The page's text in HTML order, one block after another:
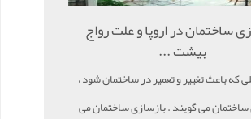
ساختمان در اروپا و علت رواج
بیشت ...
که باعث تغییر و تعمیر در ساختمان شود ،
می گویند . بازسازی ساختمان می